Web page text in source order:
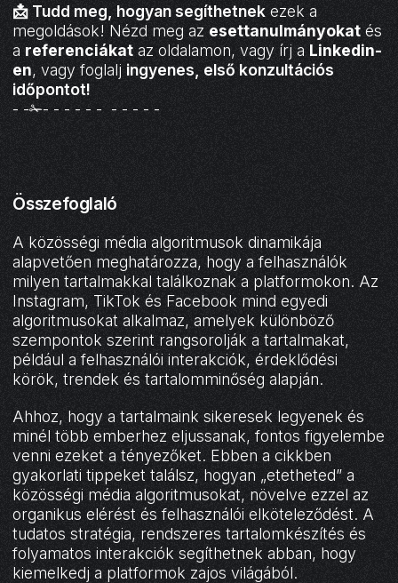
📩 Tudd meg, hogyan segíthetnek ezek a
megoldások! Nézd meg az esettanulmányokat és
a referenciákat az oldalamon, vagy írj a Linkedin-
en, vagy foglalj ingyenes, első konzultációs
időpontot!
- -✁- - - - - - - - - - -
Összefoglaló
A közösségi média algoritmusok dinamikája
alapvetően meghatározza, hogy a felhasználók
milyen tartalmakkal találkoznak a platformokon. Az
Instagram, TikTok és Facebook mind egyedi
algoritmusokat alkalmaz, amelyek különböző
szempontok szerint rangsorolják a tartalmakat,
például a felhasználói interakciók, érdeklődési
körök, trendek és tartalomminőség alapján.
Ahhoz, hogy a tartalmaink sikeresek legyenek és
minél több emberhez eljussanak, fontos figyelembe
venni ezeket a tényezőket. Ebben a cikkben
gyakorlati tippeket találsz, hogyan „etetheted” a
közösségi média algoritmusokat, növelve ezzel az
organikus elérést és felhasználói elköteleződést. A
tudatos stratégia, rendszeres tartalomkészítés és
folyamatos interakciók segíthetnek abban, hogy
kiemelkedj a platformok zajos világából.